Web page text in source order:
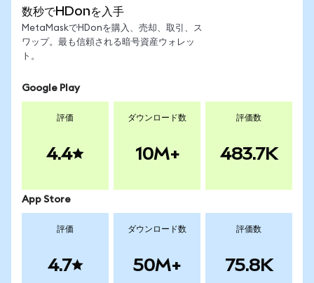
数秒でHDonを入手
MetaMaskでHDonを購入、売却、取引、ス
ワップ。最も信頼される暗号資産ウォレッ
ト。
Google Play
評価
4.4
ダウンロード数
10M+
評価数
483.7K
App Store
評価
4.7
ダウンロード数
50M+
評価数
75.8K